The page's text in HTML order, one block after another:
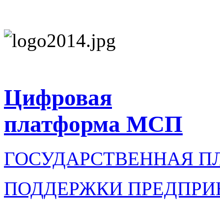
Цифровая
платформа МСП
ГОСУДАРСТВЕННАЯ
ПОДДЕРЖКИ